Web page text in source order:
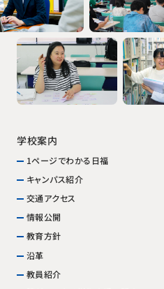
学校案内
1ページでわかる日福
キャンパス紹介
交通アクセス
情報公開
教育方針
沿革
教員紹介